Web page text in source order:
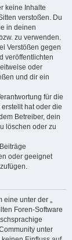
keine Inhalte
verstoßen. Du
in deinen
zu verwenden.
Verstößen gegen
veröffentlichten
oder
und dir ein
für die
hat oder die
Betreiber, dein
löschen oder zu
oder geeignet
eine unter der „
Foren-Software
unter